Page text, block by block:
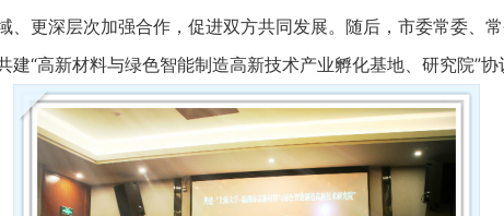
、更深层次加强合作，促进双方共同发展。随后，市委常委、
“高新材料与绿色智能制造高新技术产业孵化基地、研究院”协